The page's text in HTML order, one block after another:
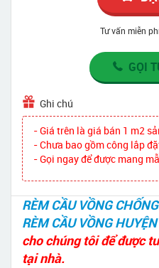
Tư vấn miễn
GỌI
Ghi chú
- Giá trên là giá bán 1 m2
- Chưa bao gồm công lắp
- Gọi ngay để được mang
RÈM CẦU VỒNG
RÈM CẦU VỒNG
cho chúng tôi để được
tại nhà.